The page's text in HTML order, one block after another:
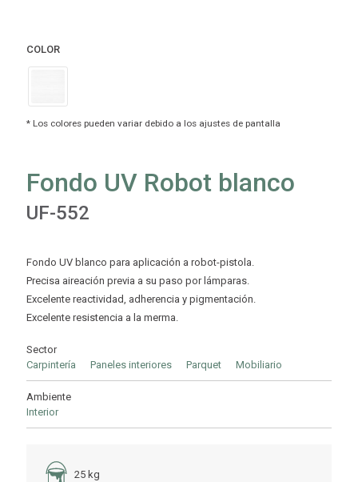
COLOR
Fondo UV Robot blanco
UF-552
Fondo UV blanco para aplicación a robot-pistola.
Precisa aireación previa a su paso por lámparas.
Excelente reactividad, adherencia y pigmentación.
Excelente resistencia a la merma.
Sector
Carpintería
Paneles interiores Parquet Mobiliario
Ambiente
Interior
25 kg